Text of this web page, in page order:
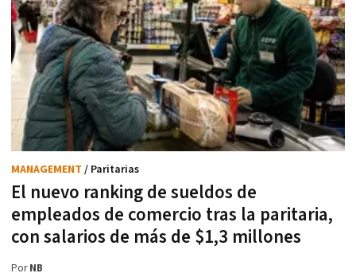
El nuevo ranking de sueldos de
empleados de comercio tras la paritaria,
con salarios de más de $1,3 millones
MANAGEMENT / Paritarias
PorNB